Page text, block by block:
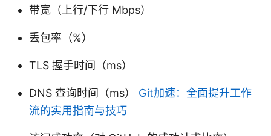
带宽（上行/下行 Mbps）
丢包率（%）
TLS 握手时间（ms）
DNS 查询时间（ms） Git加速：全面提升工作
流的实用指南与技巧